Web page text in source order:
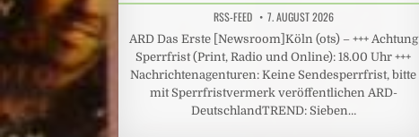
RSS-FEED 7. AUGUST 2026
ARD Das Erste [Newsroom]Köln (ots) – +++ Achtung
Sperrfrist (Print, Radio und Online): 18.00 Uhr +++
Nachrichtenagenturen: Keine Sendesperrfrist, bitte
mit Sperrfristvermerk veröffentlichen ARD-
DeutschlandTREND: Sieben…